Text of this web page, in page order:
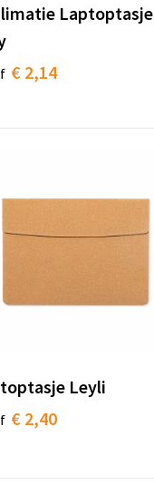
Laptoptasje
€ 2,14
Leyli
€ 2,40